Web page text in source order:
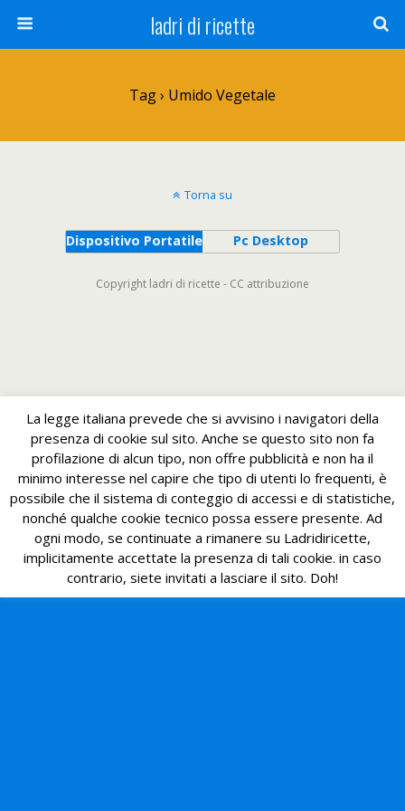
ladri di ricette
Tag › Umido Vegetale
Torna su
Dispositivo Portatile Pc Desktop
Copyright ladri di ricette - CC attribuzione
La legge italiana prevede che si avvisino i navigatori della
presenza di cookie sul sito. Anche se questo sito non fa
profilazione di alcun tipo, non offre pubblicità e non ha il
minimo interesse nel capire che tipo di utenti lo frequenti, è
possibile che il sistema di conteggio di accessi e di statistiche,
nonché qualche cookie tecnico possa essere presente. Ad
ogni modo, se continuate a rimanere su Ladridiricette,
implicitamente accettate la presenza di tali cookie. in caso
contrario, siete invitati a lasciare il sito. Doh!